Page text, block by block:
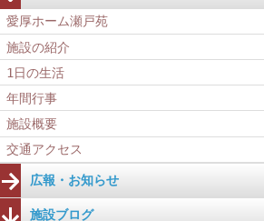
愛厚ホーム瀬戸苑
施設の紹介
1日の生活
年間行事
施設概要
交通アクセス
広報・お知らせ
施設ブログ